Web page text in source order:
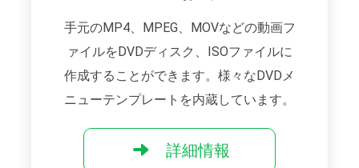
手元のMP4、MPEG、MOVなどの動画フ
ァイルをDVDディスク、ISOファイルに
作成することができます。様々なDVDメ
ニューテンプレートを内蔵しています。
詳細情報